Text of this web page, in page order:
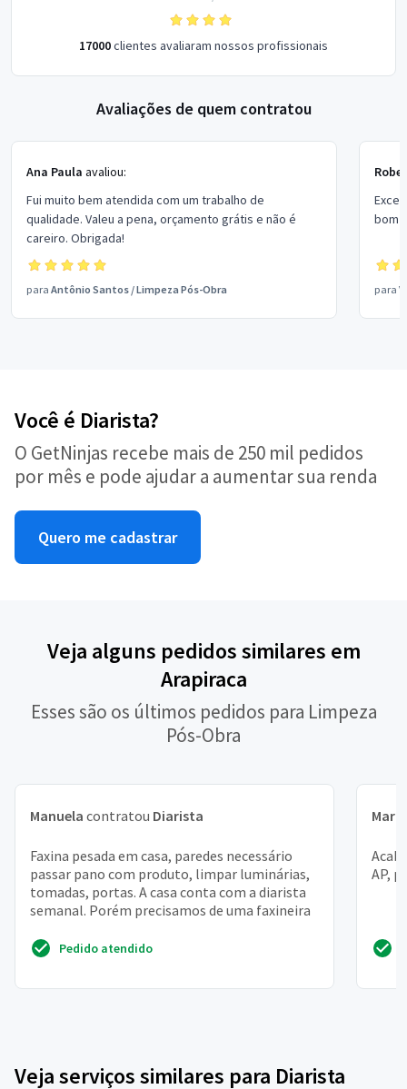
17000clientes avaliaram nossos profissionais
Avaliações de quem contratou
Ana Paula avaliou:
Fui muito bem atendida com um trabalho de
qualidade. Valeu a pena, orçamento grátis e não é
careiro. Obrigada!
para Antônio Santos /Limpeza Pós-Obra
bom
para
Você é Diarista?
O GetNinjas recebe mais de 250 mil pedidos
por mês e pode ajudar a aumentar sua renda
Quero me cadastrar
Veja alguns pedidos similares em
Arapiraca
Esses são os últimos pedidos para Limpeza
Pós-Obra
Manuela contratou Diarista
Faxina pesada em casa, paredes necessário
passar pano com produto, limpar luminárias,
tomadas, portas. A casa conta com a diarista
semanal. Porém precisamos de uma faxineira
Pedido atendido
AP,
Veja serviços similares para Diarista